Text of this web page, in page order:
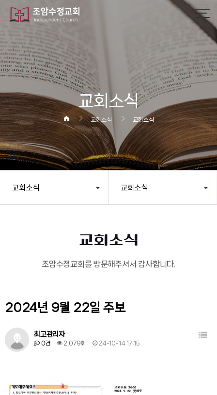
교회소식
교회소식 교회소식
교회소식 교회소식
교회소식
조암수정교회를 방문해주셔서 감사합니다.
2024년 9월 22일 주보
최고관리자
0건 2,079회 24-10-14 17:15